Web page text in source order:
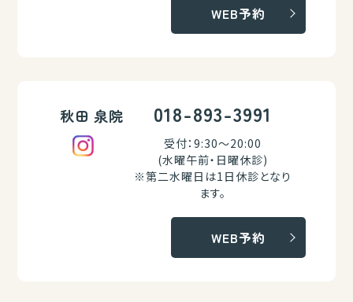
WEB予約
秋田 泉院 018-893-3991
受付：9:30～20:00
(水曜午前・日曜休診)
※第二水曜日は1日休診となり
ます。
WEB予約